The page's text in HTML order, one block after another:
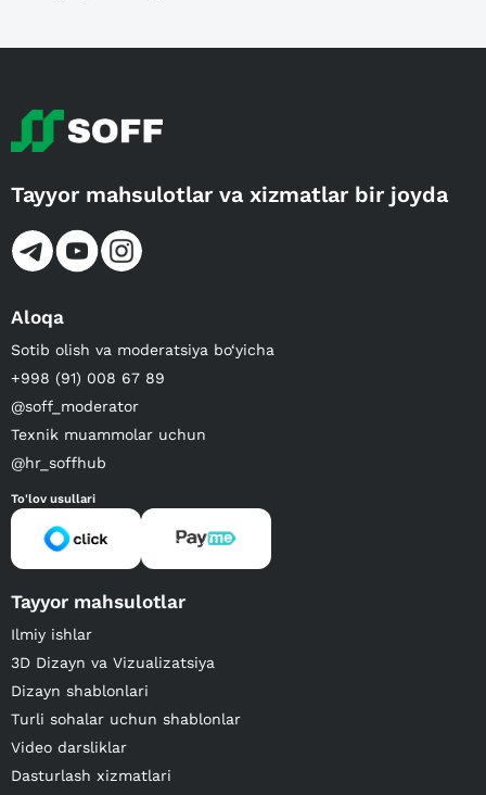
Tayyor mahsulotlar va xizmatlar bir joyda
Aloqa
Sotib olish va moderatsiya bo‘yicha
+998 (91) 008 67 89
@soff_moderator
Texnik muammolar uchun
@hr_soffhub
To'lov usullari
Tayyor mahsulotlar
Ilmiy ishlar
3D Dizayn va Vizualizatsiya
Dizayn shablonlari
Turli sohalar uchun shablonlar
Video darsliklar
Dasturlash xizmatlari